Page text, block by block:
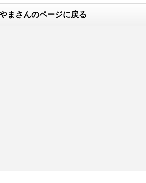
まさんのページに戻る